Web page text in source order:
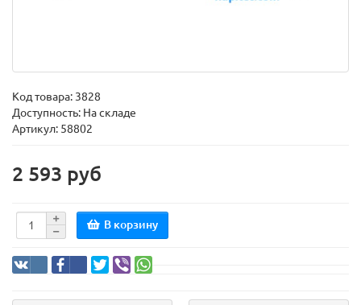
Код товара: 3828
Доступность: На складе
Артикул: 58802
2 593 руб
В корзину